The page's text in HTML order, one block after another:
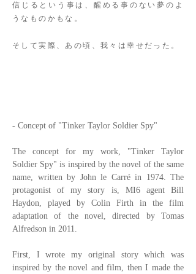
信じるという事は、醒める事のない夢のよ
うなものかもな。
そして実際、あの頃、我々は幸せだった。
- Concept of "Tinker Taylor Soldier Spy"
The concept for my work, "Tinker Taylor
Soldier Spy" is inspired by the novel of the same
name, written by John le Carré in 1974. The
protagonist of my story is, MI6 agent Bill
Haydon, played by Colin Firth in the film
adaptation of the novel, directed by Tomas
Alfredson in 2011.
First, I wrote my original story which was
inspired by the novel and film, then I made the